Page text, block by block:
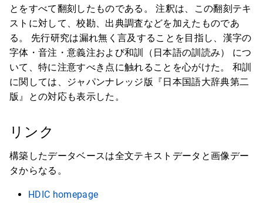
とをすべて翻刻したものである。 注釈は、この翻刻テキ
ストに対して、校勘、出典調査などを加えたものであ
る。 先行研究は漏れ無く言及することを目指し、漢字の
字体・音注・意義注および和訓（日本語の訓読み） につ
いて、特に注意すべき点に触れることを心がけた。 和訓
に関しては、ジャパンナレッジ版『日本国語大辞典第二
版』との対応も表示した。
リンク
構築したデータベースは全文テキストデータと画像デー
タからなる。
HDIC homepage